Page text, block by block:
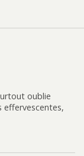
oublie
effervescentes,